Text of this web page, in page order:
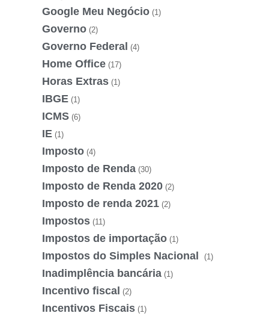
Google Meu Negócio (1)
Governo (2)
Governo Federal (4)
Home Office (17)
Horas Extras (1)
IBGE (1)
ICMS (6)
IE (1)
Imposto (4)
Imposto de Renda (30)
Imposto de Renda 2020 (2)
Imposto de renda 2021 (2)
Impostos (11)
Impostos de importação (1)
Impostos do Simples Nacional (1)
Inadimplência bancária (1)
Incentivo fiscal (2)
Incentivos Fiscais (1)